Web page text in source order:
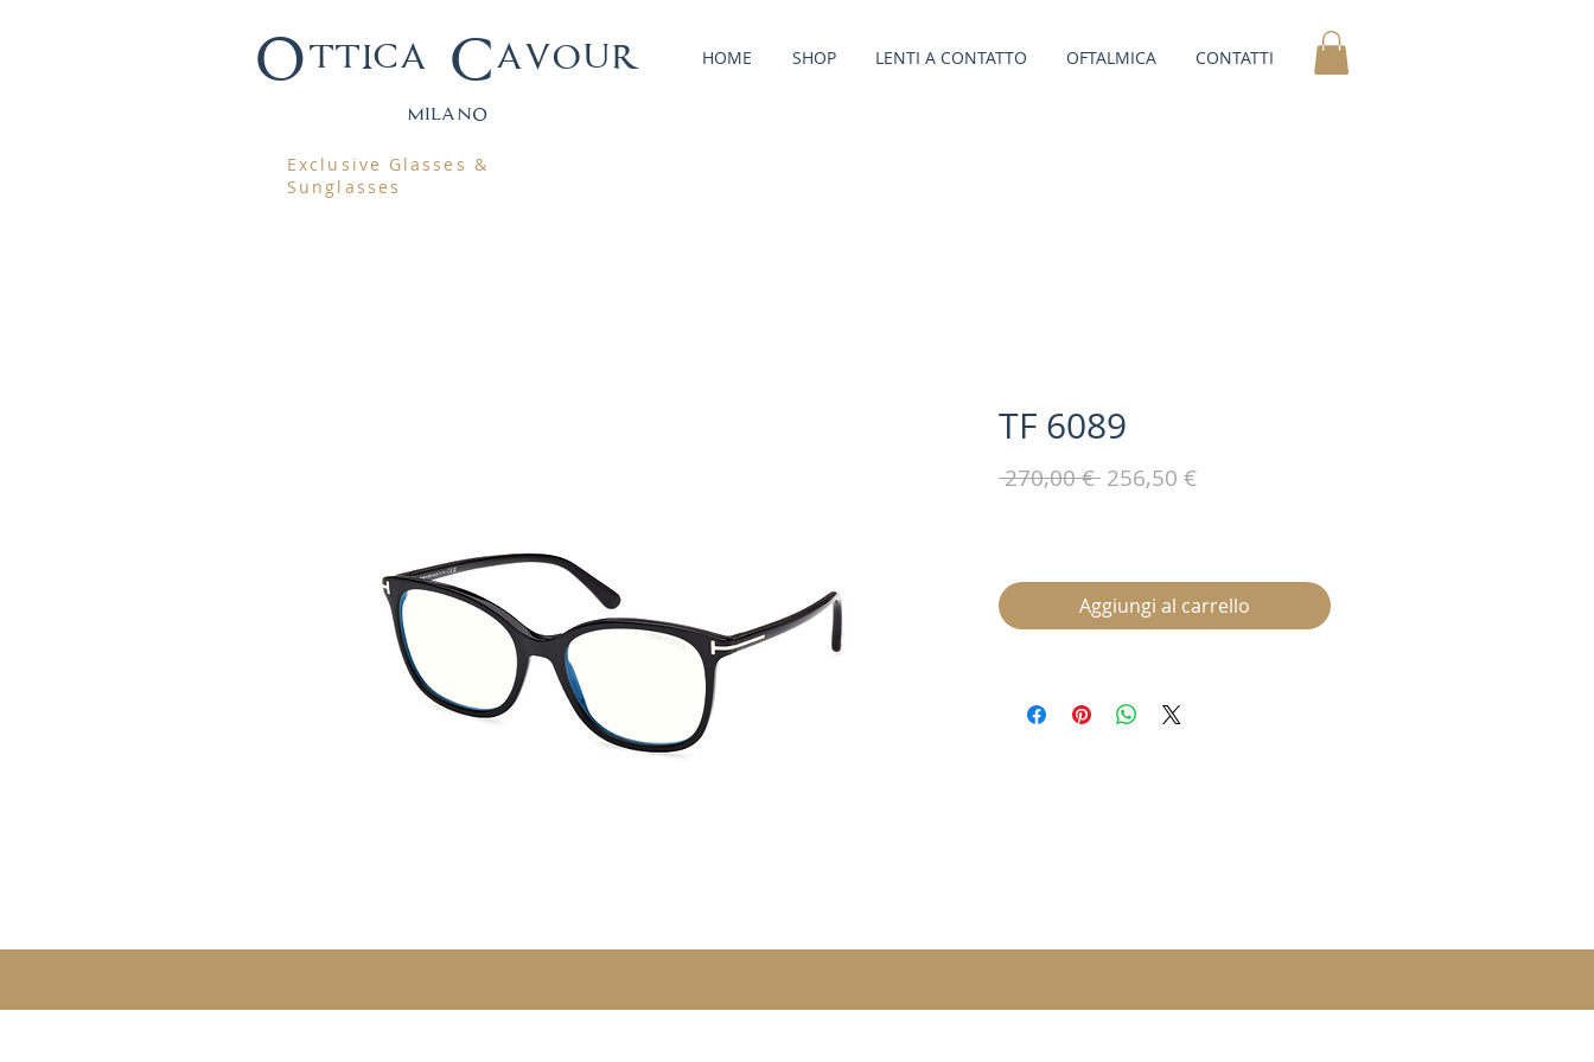
HOME SHOP LENTI A CONTATTO OFTALMICA CONTATTI
Ottica Cavour
milano
Exclusive Glasses &
Sunglasses
TF 6089
270,00 € Prezzo
256,50 €Prezzo
Aggiungi al carrello